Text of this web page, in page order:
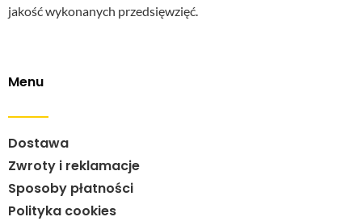
jakość wykonanych przedsięwzięć.
Menu
Dostawa
Zwroty i reklamacje
Sposoby płatności
Polityka cookies